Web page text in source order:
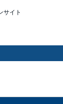
サイト